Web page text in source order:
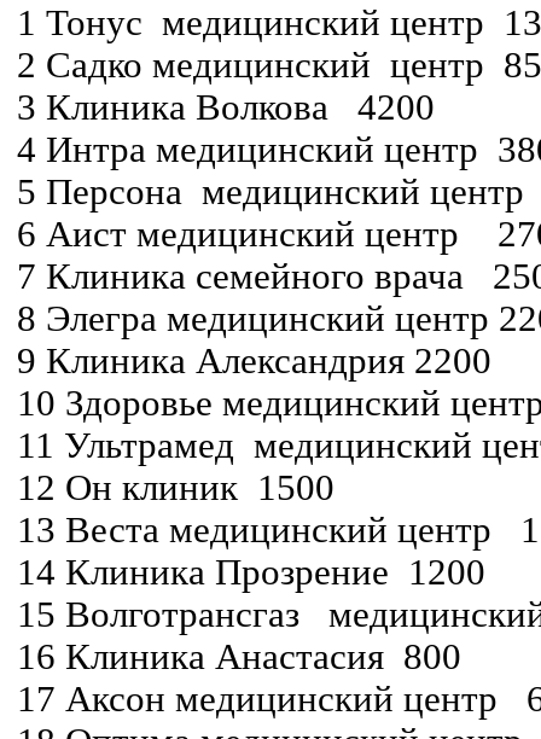
1 Тонус медицинский центр
2 Садко медицинский центр
3 Клиника Волкова 4200
4 Интра медицинский центр
5 Персона медицинский
6 Аист медицинский центр
7 Клиника семейного врача
8 Элегра медицинский центр
9 Клиника Александрия 2200
10 Здоровье медицинский
11 Ультрамед медицинский
12 Он клиник 1500
13 Веста медицинский центр
14 Клиника Прозрение 1200
15 Волготрансгаз
16 Клиника Анастасия 800
17 Аксон медицинский центр